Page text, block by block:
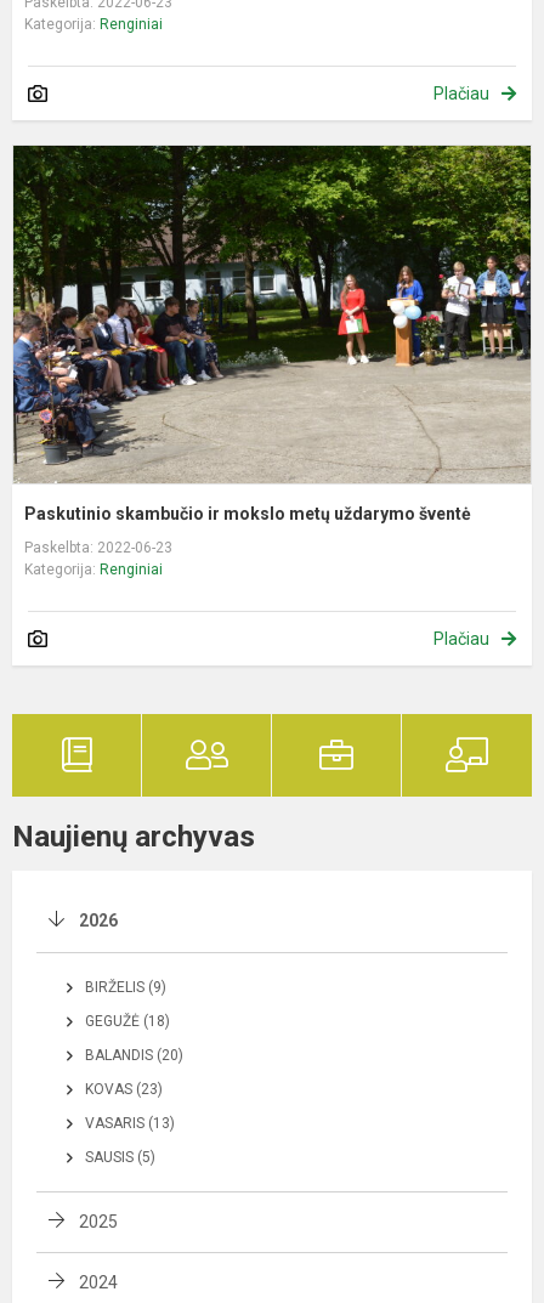
Kategorija: Renginiai
Plačiau
Paskutinio skambučio ir mokslo metų uždarymo šventė
Paskelbta: 2022-06-23
Kategorija: Renginiai
Plačiau
Naujienų archyvas
2026
BIRŽELIS (9)
GEGUŽĖ (18)
BALANDIS (20)
KOVAS (23)
VASARIS (13)
SAUSIS (5)
2025
2024